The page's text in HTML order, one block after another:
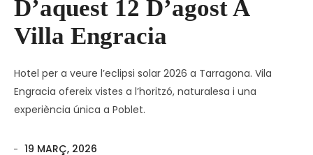
D’aquest 12 D’agost A
Villa Engracia
Hotel per a veure l’eclipsi solar 2026 a Tarragona. Vila
Engracia ofereix vistes a l’horitzó, naturalesa i una
experiència única a Poblet.
19 MARÇ, 2026